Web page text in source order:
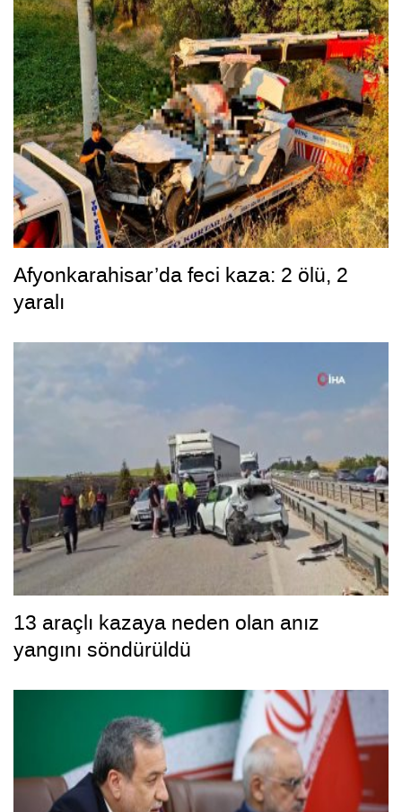
Afyonkarahisar’da feci kaza: 2 ölü, 2
yaralı
13 araçlı kazaya neden olan anız
yangını söndürüldü